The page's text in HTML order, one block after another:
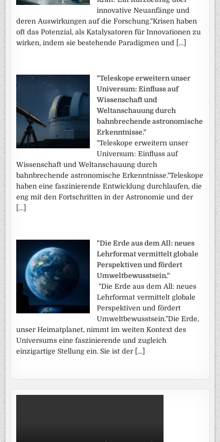
innovative Neuanfänge und
deren Auswirkungen auf die Forschung."Krisen haben
oft das Potenzial, als Katalysatoren für Innovationen zu
wirken, indem sie bestehende Paradigmen und […]
"Teleskope erweitern unser
Universum: Einfluss auf
Wissenschaft und
Weltanschauung durch
bahnbrechende astronomische
Erkenntnisse."
"Teleskope erweitern unser
Universum: Einfluss auf
Wissenschaft und Weltanschauung durch
bahnbrechende astronomische Erkenntnisse."Teleskope
haben eine faszinierende Entwicklung durchlaufen, die
eng mit den Fortschritten in der Astronomie und der
[…]
"Die Erde aus dem All: neues
Lehrformat vermittelt globale
Perspektiven und fördert
Umweltbewusstsein."
"Die Erde aus dem All: neues
Lehrformat vermittelt globale
Perspektiven und fördert
Umweltbewusstsein."Die Erde,
unser Heimatplanet, nimmt im weiten Kontext des
Universums eine faszinierende und zugleich
einzigartige Stellung ein. Sie ist der […]